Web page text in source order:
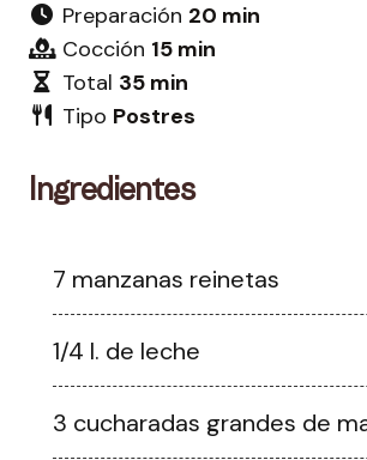
Preparación 20 min
Cocción 15 min
Total 35 min
Tipo Postres
Ingredientes
7 manzanas reinetas
1/4 l. de leche
3 cucharadas grandes de